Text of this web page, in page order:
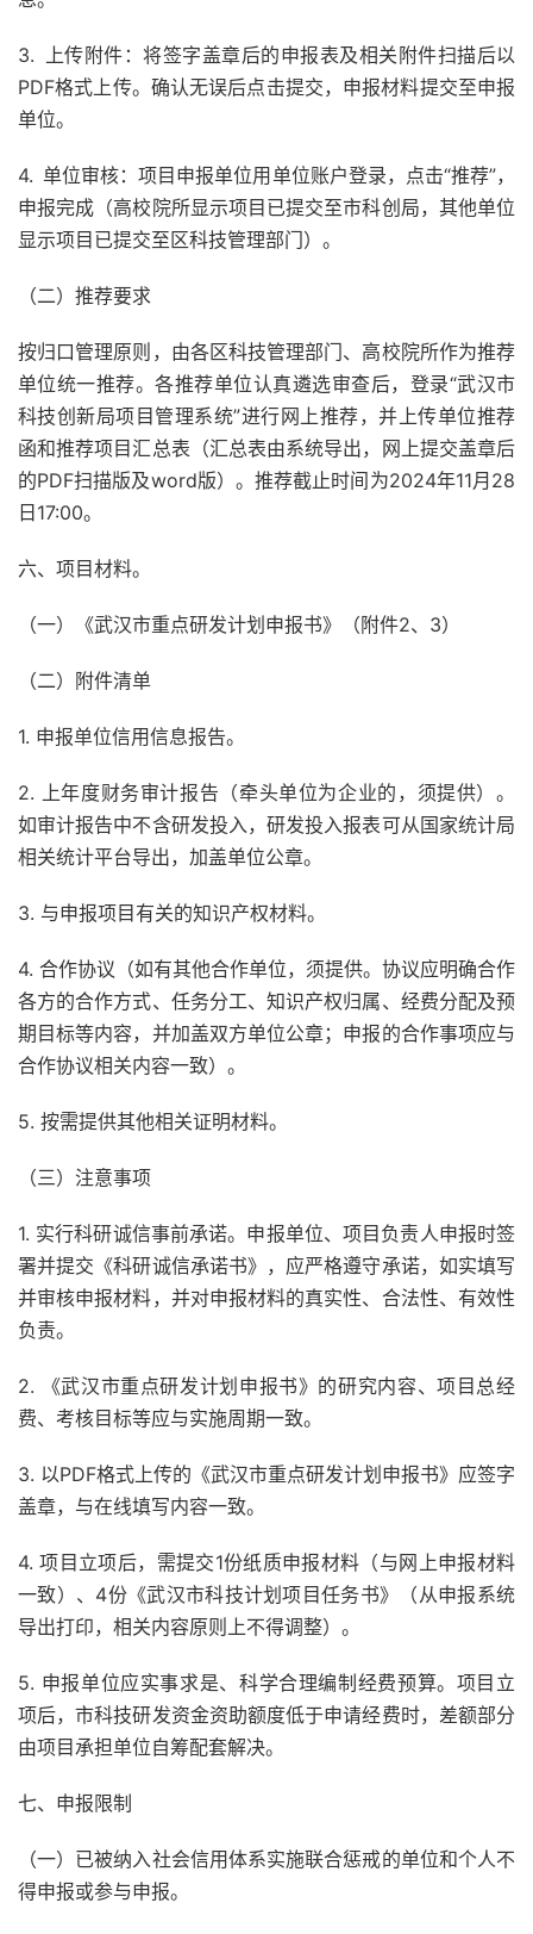
3. 上传附件：将签字盖章后的申报表及相关附件扫描后以
PDF格式上传。确认无误后点击提交，申报材料提交至申报
单位。
4. 单位审核：项目申报单位用单位账户登录，点击“推荐”，
申报完成（高校院所显示项目已提交至市科创局，其他单位
显示项目已提交至区科技管理部门）。
（二）推荐要求
按归口管理原则，由各区科技管理部门、高校院所作为推荐
单位统一推荐。各推荐单位认真遴选审查后，登录“武汉市
科技创新局项目管理系统”进行网上推荐，并上传单位推荐
函和推荐项目汇总表（汇总表由系统导出，网上提交盖章后
的PDF扫描版及word版）。推荐截止时间为2024年11月28
日17:00。
六、项目材料。
（一）《武汉市重点研发计划申报书》（附件2、3）
（二）附件清单
1. 申报单位信用信息报告。
2. 上年度财务审计报告（牵头单位为企业的，须提供）。
如审计报告中不含研发投入，研发投入报表可从国家统计局
相关统计平台导出，加盖单位公章。
3. 与申报项目有关的知识产权材料。
4. 合作协议（如有其他合作单位，须提供。协议应明确合作
各方的合作方式、任务分工、知识产权归属、经费分配及预
期目标等内容，并加盖双方单位公章；申报的合作事项应与
合作协议相关内容一致）。
5. 按需提供其他相关证明材料。
（三）注意事项
1. 实行科研诚信事前承诺。申报单位、项目负责人申报时签
署并提交《科研诚信承诺书》，应严格遵守承诺，如实填写
并审核申报材料，并对申报材料的真实性、合法性、有效性
负责。
2. 《武汉市重点研发计划申报书》的研究内容、项目总经
费、考核目标等应与实施周期一致。
3. 以PDF格式上传的《武汉市重点研发计划申报书》应签字
盖章，与在线填写内容一致。
4. 项目立项后，需提交1份纸质申报材料（与网上申报材料
一致）、4份《武汉市科技计划项目任务书》（从申报系统
导出打印，相关内容原则上不得调整）。
5. 申报单位应实事求是、科学合理编制经费预算。项目立
项后，市科技研发资金资助额度低于申请经费时，差额部分
由项目承担单位自筹配套解决。
七、申报限制
（一）已被纳入社会信用体系实施联合惩戒的单位和个人不
得申报或参与申报。